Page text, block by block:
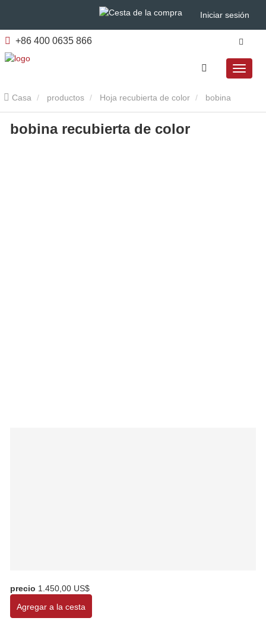
Iniciar sesión
+86 400 0635 866
Casa productos Hoja recubierta de color
recubierta de color
bobina recubierta de color
precio 1.450,00 US$
Agregar a la cesta